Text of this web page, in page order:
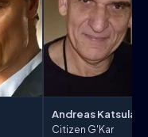
Andreas Katsulas
Citizen G'Kar